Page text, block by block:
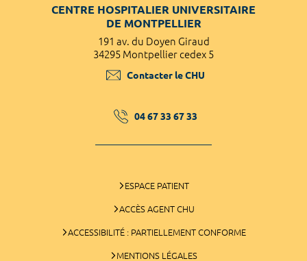
CENTRE HOSPITALIER UNIVERSITAIRE
DE MONTPELLIER
191 av. du Doyen Giraud
34295 Montpellier cedex 5
Contacter le CHU
04 67 33 67 33
ESPACE PATIENT
ACCÈS AGENT CHU
ACCESSIBILITÉ : PARTIELLEMENT CONFORME
MENTIONS LÉGALES